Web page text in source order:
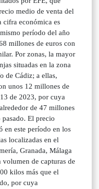
medio de venta del
cifra económica es
período del año
millones de euros con
Por zonas, la mayor
situadas en la zona
de Cádiz; a ellas,
unos 12 millones de
de 2023, por cuya
de 47 millones
pasado. El precio
en este período en los
localizadas en el
Granada, Málaga
de capturas de
kilos más que el
por cuya